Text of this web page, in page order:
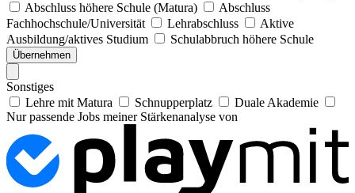
Abschluss höhere Schule (Matura)
Abschluss
Fachhochschule/Universität
Lehrabschluss
Aktive
Ausbildung/aktives Studium
Schulabbruch höhere Schule
Übernehmen
Sonstiges
Lehre mit Matura
Schnupperplatz
Duale Akademie
Nur passende Jobs meiner Stärkenanalyse von